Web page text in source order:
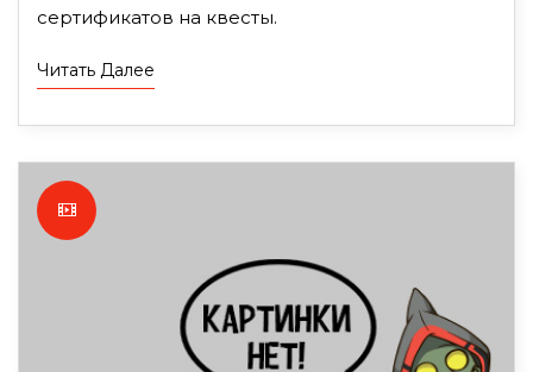
сертификатов на квесты.
Читать Далее